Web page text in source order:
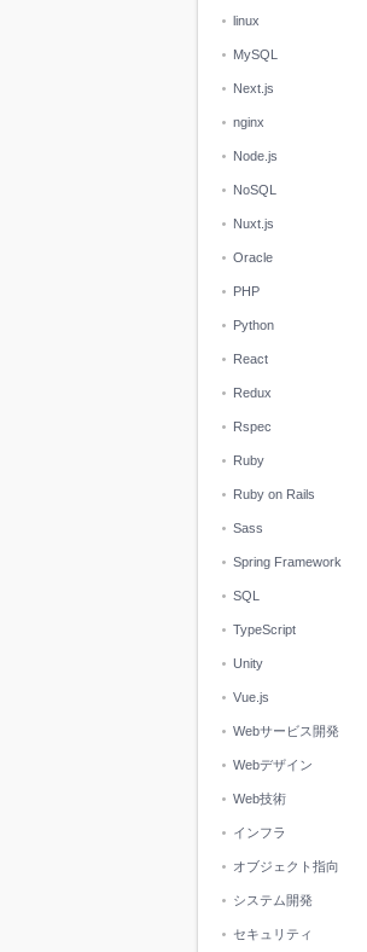
linux
MySQL
Next.js
nginx
Node.js
NoSQL
Nuxt.js
Oracle
PHP
Python
React
Redux
Rspec
Ruby
Ruby on Rails
Sass
Spring Framework
SQL
TypeScript
Unity
Vue.js
Webサービス開発
Webデザイン
Web技術
インフラ
オブジェクト指向
システム開発
セキュリティ